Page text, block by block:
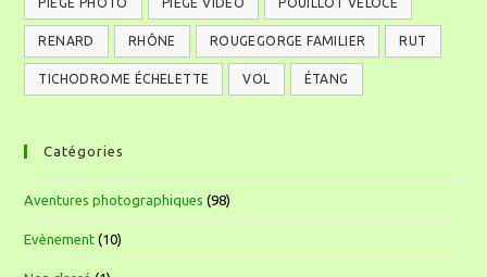
PIÈGE PHOTO PIÈGE VIDÉO POUILLOT VÉLOCE
RENARD RHÔNE ROUGEGORGE FAMILIER RUT
TICHODROME ÉCHELETTE VOL ÉTANG
Catégories
Aventures photographiques (98)
Evènement (10)